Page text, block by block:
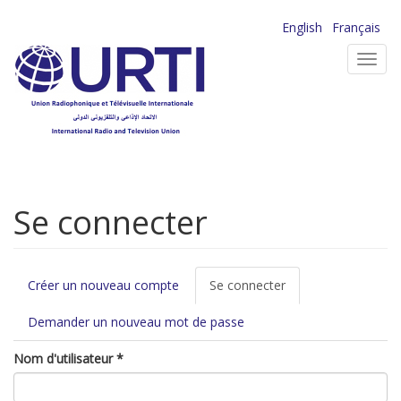
contenu
principal
English
Français
Se connecter
Onglets
principaux
Créer un nouveau compte Se connecter
actif)
Demander un nouveau mot de passe
Nom d'utilisateur*